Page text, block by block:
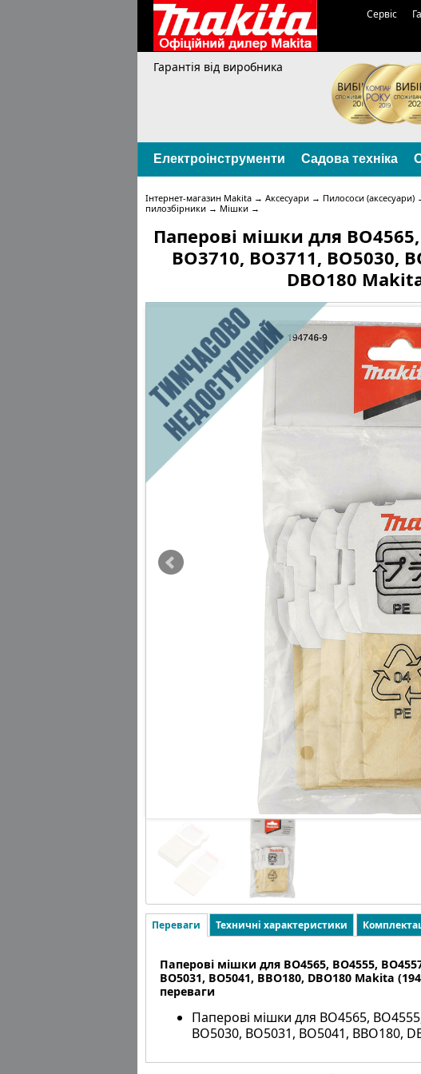
Сервіс
Гарантія від виробника
Електроінструменти Садова техніка
Інтернет-магазин Makita → Аксесуари → Пилососи (аксесуари)
пилозбірники → Мішки →
Паперові мішки для
BO3710, BO3711, BO5030,
DBO180
Переваги Техничні характеристики
Паперові мішки для BO4565, BO4555,
BO5031, BO5041, BBO180, DBO180 Makita
переваги
Паперові мішки для BO4565,
BO5030, BO5031, BO5041, BBO180,